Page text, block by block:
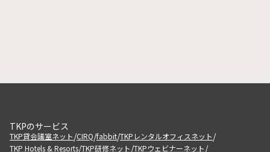
TKPのサービス
TKP貸会議室ネット/CIRQ/fabbit/TKPレンタルオフィスネット/
TKP Hotels & Resorts/TKP研修ネット/TKPウェビナーネット/